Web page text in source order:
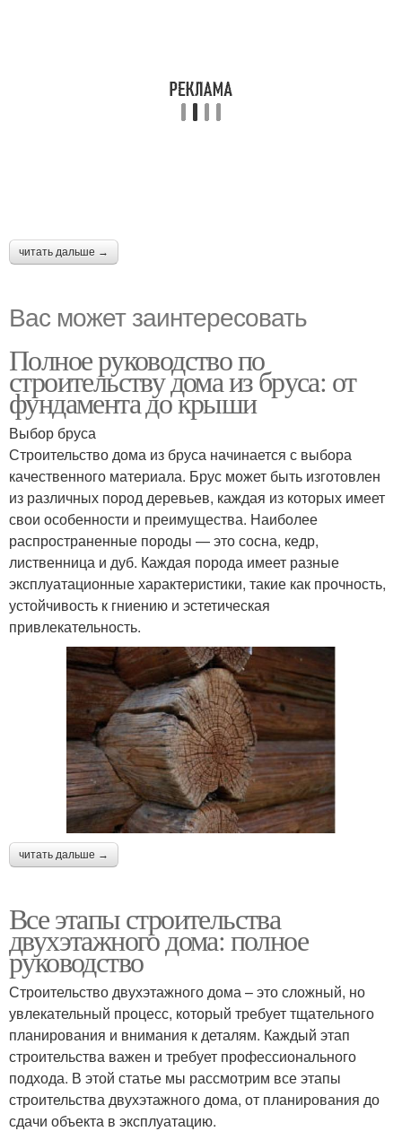
читать дальше →
Вас может заинтересовать
Полное руководство по
строительству дома из бруса: от
фундамента до крыши
Выбор бруса
Строительство дома из бруса начинается с выбора
качественного материала. Брус может быть изготовлен
из различных пород деревьев, каждая из которых имеет
свои особенности и преимущества. Наиболее
распространенные породы — это сосна, кедр,
лиственница и дуб. Каждая порода имеет разные
эксплуатационные характеристики, такие как прочность,
устойчивость к гниению и эстетическая
привлекательность.
читать дальше →
Все этапы строительства
двухэтажного дома: полное
руководство
Строительство двухэтажного дома – это сложный, но
увлекательный процесс, который требует тщательного
планирования и внимания к деталям. Каждый этап
строительства важен и требует профессионального
подхода. В этой статье мы рассмотрим все этапы
строительства двухэтажного дома, от планирования до
сдачи объекта в эксплуатацию.